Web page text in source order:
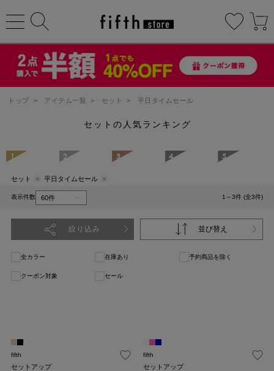
トップ > アイテム一覧 > セット > 平日タイムセール
セットの人気ランキング
1 2 3 4 5
セット 平日タイムセール
表示件数 1～3件 (全3件)
絞り込み 並び替え
全カラー 在庫あり 予約商品を除く
クーポン対象 セール
fifth
セットアップ
fifth
セットアップ